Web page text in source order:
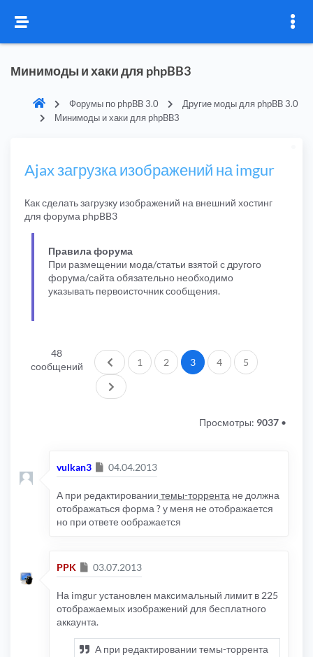
Минимоды и хаки для phpBB3
Форумы по phpBB 3.0
Другие моды для phpBB 3.0
Минимоды и хаки для phpBB3
Ajax загрузка изображений на imgur
Как сделать загрузку изображений на внешний хостинг
для форума phpBB3
Правила форума
При размещении мода/статьи взятой с другого
форума/сайта обязательно необходимо
указывать первоисточник сообщения.
48
сообщений
Пред.
1 2 3 4
5
След.
Просмотры: 9037 •
vulkan3 Сообщение
04.04.2013
А при редактировании темы-торрента не должна
отображаться форма ? у меня не отображается
но при ответе оображается
PPK Сообщение
03.07.2013
На imgur установлен максимальный лимит в 225
отображаемых изображений для бесплатного
аккаунта.
А при редактировании темы-торрента